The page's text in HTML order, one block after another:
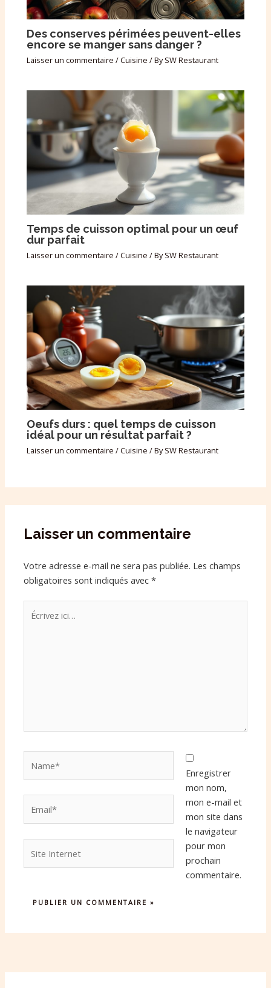
Des conserves périmées peuvent-elles
encore se manger sans danger ?
Laisser un commentaire /Cuisine / BySW Restaurant
Temps de cuisson optimal pour un œuf
dur parfait
Laisser un commentaire /Cuisine / BySW Restaurant
Oeufs durs : quel temps de cuisson
idéal pour un résultat parfait ?
Laisser un commentaire /Cuisine / BySW Restaurant
Laisser un commentaire
Votre adresse e-mail ne sera pas publiée. Les champs
obligatoires sont indiqués avec*
Écrivez
ici…
Internet
Enregistrer
mon nom,
mon e-mail et
mon site dans
le navigateur
pour mon
prochain
commentaire.